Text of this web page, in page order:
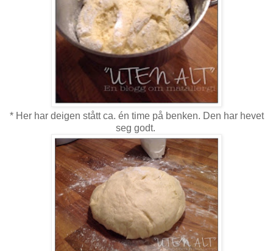
* Her har deigen stått ca. én time på benken. Den har hevet
seg godt.